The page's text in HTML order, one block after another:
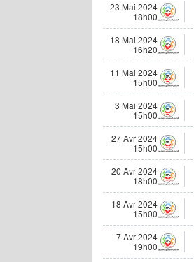
23 Mai 2024
18h00
18 Mai 2024
16h20
11 Mai 2024
15h00
3 Mai 2024
15h00
27 Avr 2024
15h00
20 Avr 2024
18h00
18 Avr 2024
15h00
7 Avr 2024
19h00